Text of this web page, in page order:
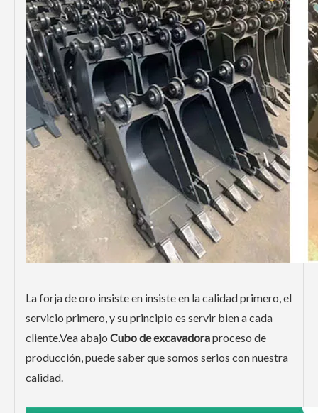
La forja de oro insiste en insiste en la calidad primero, el
servicio primero, y su principio es servir bien a cada
cliente.Vea abajo Cubo de excavadoraproceso de
producción, puede saber que somos serios con nuestra
calidad.